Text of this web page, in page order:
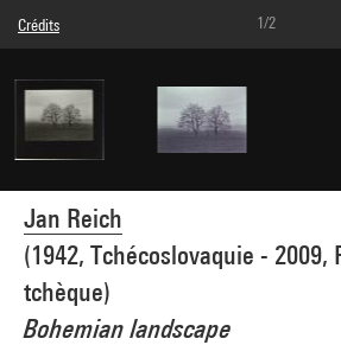
Jan Reich
(1942, Tchécoslovaquie - 2009,
tchèque)
Bohemian landscape
Crédits
© Jan Reich
GrandPalaisRmn
Réf. image : 4Y13250
Diffusion image :
1/2